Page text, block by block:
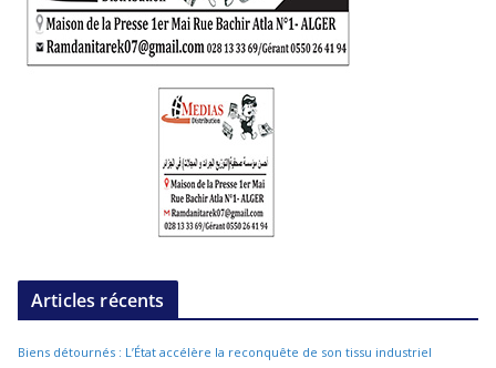
Articles récents
Biens détournés : L’État accélère la reconquête de son tissu industriel